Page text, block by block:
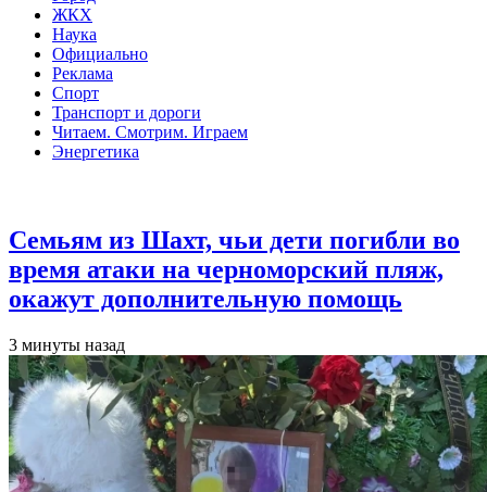
ЖКХ
Наука
Официально
Реклама
Спорт
Транспорт и дороги
Читаем. Смотрим. Играем
Энергетика
Семьям из Шахт, чьи дети погибли во
время атаки на черноморский пляж,
окажут дополнительную помощь
3 минуты назад